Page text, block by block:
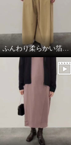
ふんわり柔らかい箔プリントストール